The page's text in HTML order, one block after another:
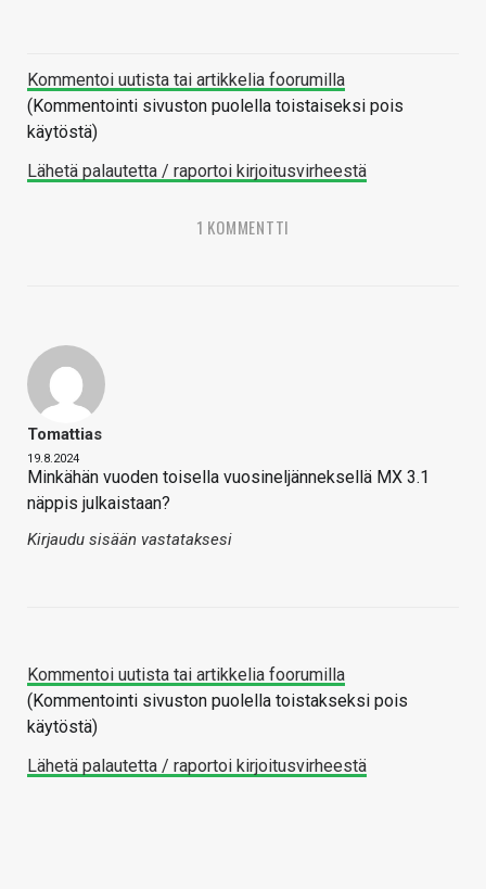
Kommentoi uutista tai artikkelia foorumilla
(Kommentointi sivuston puolella toistaiseksi pois
käytöstä)
Lähetä palautetta / raportoi kirjoitusvirheestä
1 KOMMENTTI
Tomattias
19.8.2024
Minkähän vuoden toisella vuosineljänneksellä MX 3.1
näppis julkaistaan?
Kirjaudu sisään vastataksesi
Kommentoi uutista tai artikkelia foorumilla
(Kommentointi sivuston puolella toistakseksi pois
käytöstä)
Lähetä palautetta / raportoi kirjoitusvirheestä